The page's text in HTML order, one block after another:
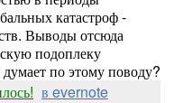
катастроф -
Выводы отсюда
подоплеку
по этому поводу?
в evernote